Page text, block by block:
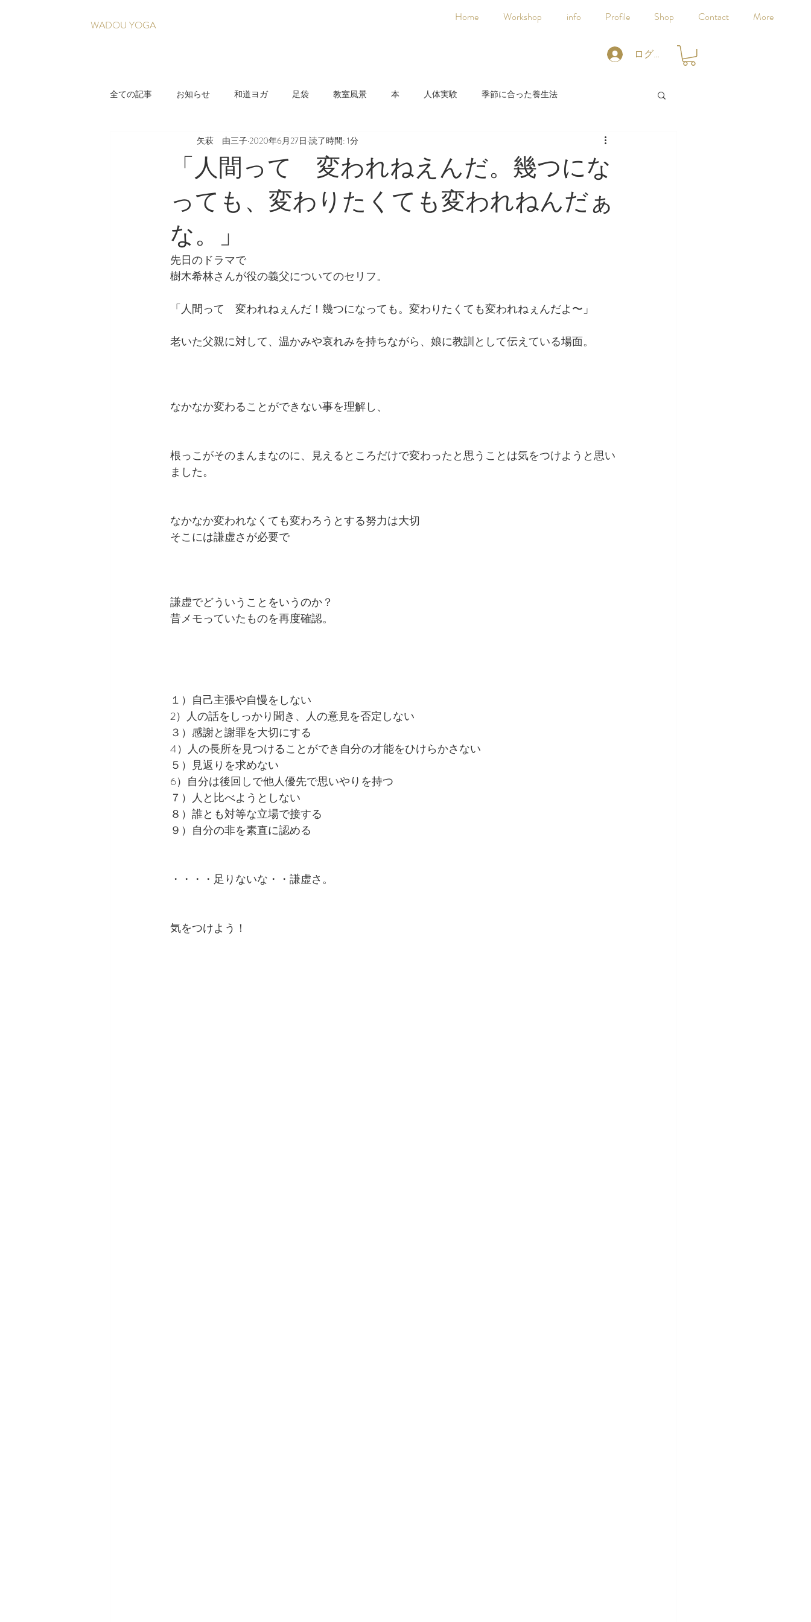
WADOU YOGA
Home Workshop info Profile Shop Contact More
ログイン
全ての記事 お知らせ 和道ヨガ 足袋 教室風景 本 人体実験 季節に合った養生法
疲れづらい身体を育てる養生法 日本人に合った養生法
「人間って 変われねえんだ。幾つにな
っても、変わりたくても変われねんだぁ
な。」
矢萩 由三子 2020年6月27日 読了時間: 1分
先日のドラマで
樹木希林さんが役の義父についてのセリフ。
「人間って　変われねぇんだ！幾つになっても。変わりたくても変われねぇんだよ〜」
老いた父親に対して、温かみや哀れみを持ちながら、娘に教訓として伝えている場面。
なかなか変わることができない事を理解し、
根っこがそのまんまなのに、見えるところだけで変わったと思うことは気をつけようと思い
ました。
なかなか変われなくても変わろうとする努力は大切
そこには謙虚さが必要で
謙虚でどういうことをいうのか？
昔メモっていたものを再度確認。
１）自己主張や自慢をしない
2）人の話をしっかり聞き、人の意見を否定しない
３）感謝と謝罪を大切にする
4）人の長所を見つけることができ自分の才能をひけらかさない
５）見返りを求めない
6）自分は後回しで他人優先で思いやりを持つ
７）人と比べようとしない
８）誰とも対等な立場で接する
９）自分の非を素直に認める
・・・・足りないな・・謙虚さ。
気をつけよう！